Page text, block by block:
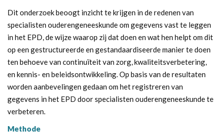
Dit onderzoek beoogt inzicht te krijgen in de redenen van
specialisten ouderengeneeskunde om gegevens vast te leggen
in het EPD, de wijze waarop zij dat doen en wat hen helpt om dit
op een gestructureerde en gestandaardiseerde manier te doen
ten behoeve van continuïteit van zorg, kwaliteitsverbetering,
en kennis- en beleidsontwikkeling. Op basis van de resultaten
worden aanbevelingen gedaan om het registreren van
gegevens in het EPD door specialisten ouderengeneeskunde te
verbeteren.
Methode